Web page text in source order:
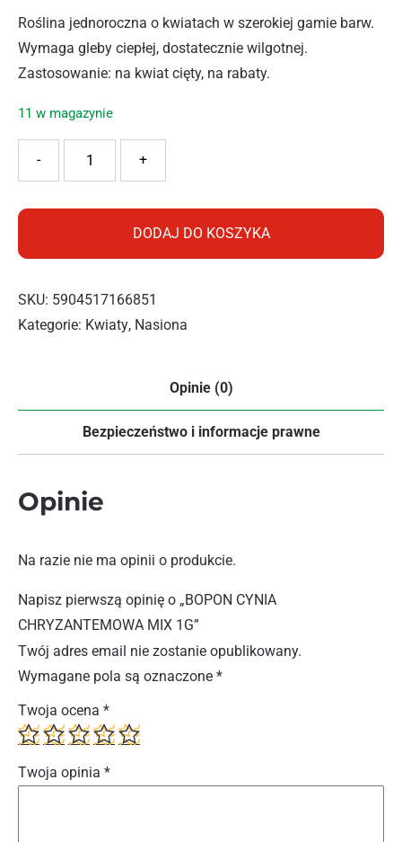
Roślina jednoroczna o kwiatach w szerokiej gamie barw.
Wymaga gleby ciepłej, dostatecznie wilgotnej.
Zastosowanie: na kwiat cięty, na rabaty.
11 w magazynie
+
-
DODAJ DO KOSZYKA
SKU: 5904517166851
Kategorie: Kwiaty, Nasiona
Opinie (0)
Bezpieczeństwo i informacje prawne
Opinie
Na razie nie ma opinii o produkcie.
Napisz pierwszą opinię o „BOPON CYNIA
CHRYZANTEMOWA MIX 1G”
Twój adres email nie zostanie opublikowany.
Wymagane pola są oznaczone *
Twoja ocena *
Twoja opinia *